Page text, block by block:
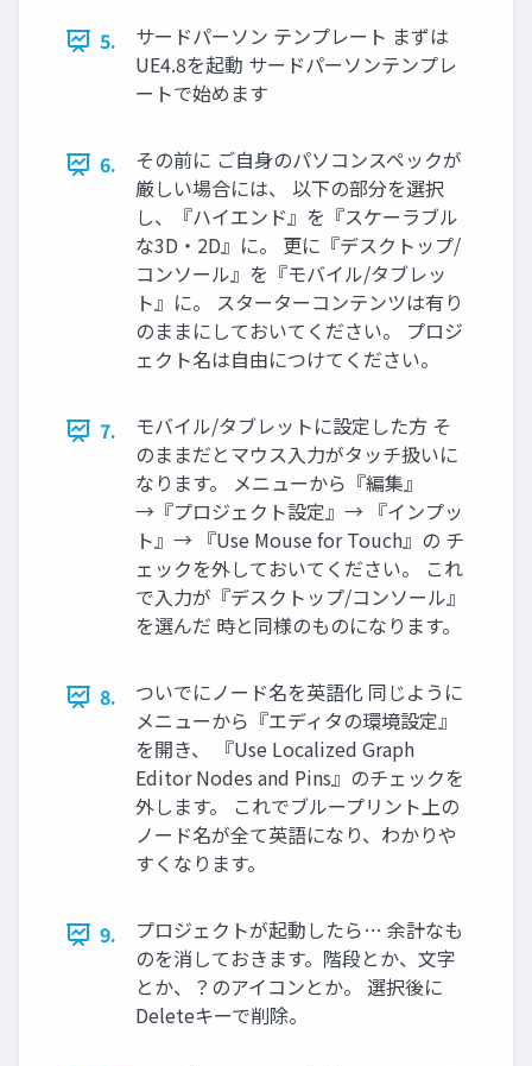
5.
サードパーソン テンプレート まずは
UE4.8を起動 サードパーソンテンプレ
ートで始めます
6.
その前に ご自身のパソコンスペックが
厳しい場合には、 以下の部分を選択
し、『ハイエンド』を『スケーラブル
な3D・2D』に。 更に『デスクトップ/
コンソール』を『モバイル/タブレッ
ト』に。 スターターコンテンツは有り
のままにしておいてください。 プロジ
ェクト名は自由につけてください。
7.
モバイル/タブレットに設定した方 そ
のままだとマウス入力がタッチ扱いに
なります。 メニューから『編集』
→『プロジェクト設定』→ 『インプッ
ト』→ 『Use Mouse for Touch』の チ
ェックを外しておいてください。 これ
で入力が『デスクトップ/コンソール』
を選んだ 時と同様のものになります。
8.
ついでにノード名を英語化 同じように
メニューから『エディタの環境設定』
を開き、 『Use Localized Graph
Editor Nodes and Pins』のチェックを
外します。 これでブループリント上の
ノード名が全て英語になり、わかりや
すくなります。
9.
プロジェクトが起動したら… 余計なも
のを消しておきます。階段とか、文字
とか、？のアイコンとか。 選択後に
Deleteキーで削除。